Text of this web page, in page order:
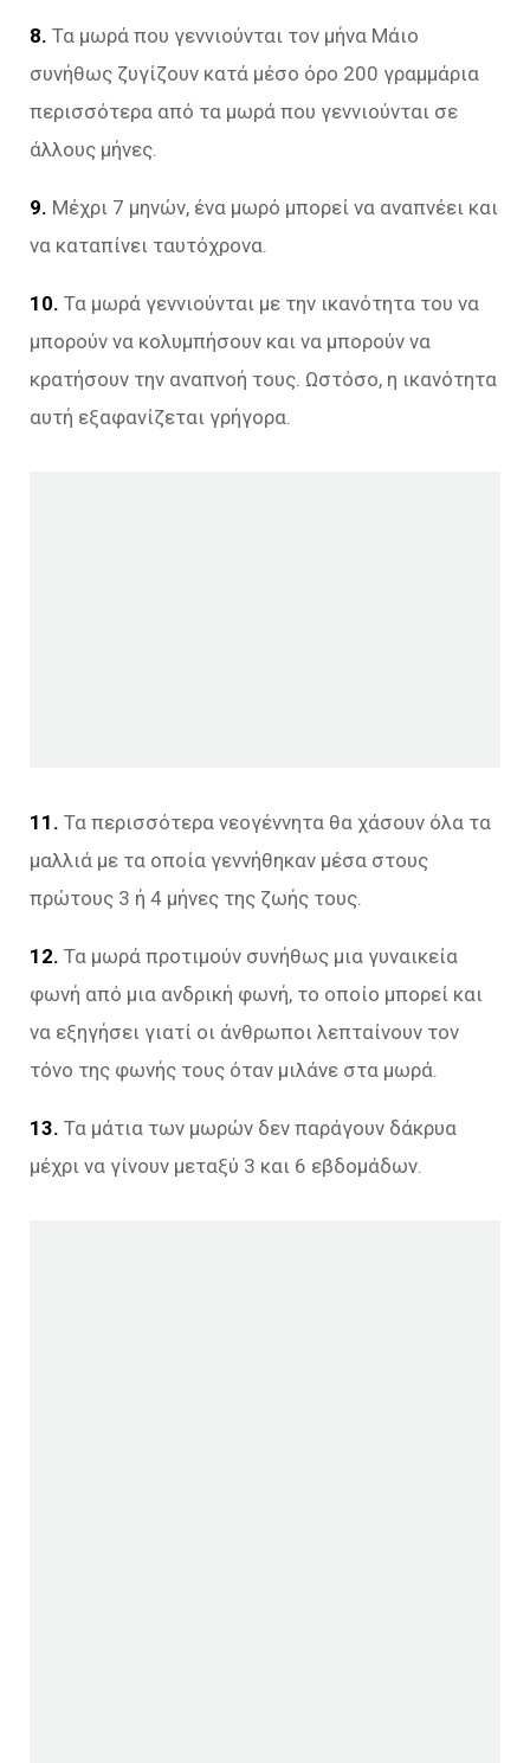
8. Τα μωρά που γεννιούνται τον μήνα Μάιο
συνήθως ζυγίζουν κατά μέσο όρο 200 γραμμάρια
περισσότερα από τα μωρά που γεννιούνται σε
άλλους μήνες.
9. Μέχρι 7 μηνών, ένα μωρό μπορεί να αναπνέει και
να καταπίνει ταυτόχρονα.
10. Τα μωρά γεννιούνται με την ικανότητα του να
μπορούν να κολυμπήσουν και να μπορούν να
κρατήσουν την αναπνοή τους. Ωστόσο, η ικανότητα
αυτή εξαφανίζεται γρήγορα.
11. Τα περισσότερα νεογέννητα θα χάσουν όλα τα
μαλλιά με τα οποία γεννήθηκαν μέσα στους
πρώτους 3 ή 4 μήνες της ζωής τους.
12. Τα μωρά προτιμούν συνήθως μια γυναικεία
φωνή από μια ανδρική φωνή, το οποίο μπορεί και
να εξηγήσει γιατί οι άνθρωποι λεπταίνουν τον
τόνο της φωνής τους όταν μιλάνε στα μωρά.
13. Τα μάτια των μωρών δεν παράγουν δάκρυα
μέχρι να γίνουν μεταξύ 3 και 6 εβδομάδων.